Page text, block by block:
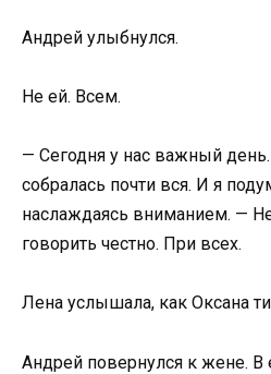
Андрей улыбнулся.
Не ей. Всем.
— Сегодня у нас важный
собралась почти вся. И я
наслаждаясь вниманием. —
говорить честно. При всех.
Лена услышала, как Оксана
Андрей повернулся к жене. В